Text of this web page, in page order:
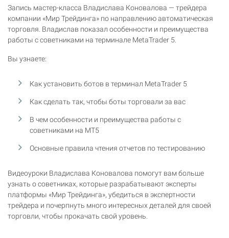
Запись мастер-класса Владислава Коновалова — трейдера
компании «Мир Трейдинга» по направлению автоматическая
торговля. Владислав показал особенности и преимущества
работы с советниками на терминале MetaTrader 5.
Вы узнаете:
Как установить ботов в терминал MetaTrader 5
Как сделать так, чтобы боты торговали за вас
В чем особенности и преимущества работы с
советниками на МТ5
Основные правила чтения отчетов по тестированию
Видеоуроки Владислава Коновалова помогут вам больше
узнать о советниках, которые разрабатывают эксперты
платформы «Мир Трейдинга», убедиться в экспертности
трейдера и почерпнуть много интересных деталей для своей
торговли, чтобы прокачать свой уровень.